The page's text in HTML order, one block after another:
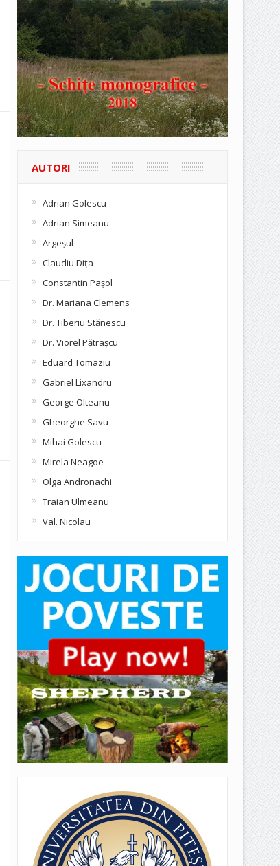
AUTORI
Adrian Golescu
Adrian Simeanu
Argeşul
Claudiu Diţa
Constantin Pașol
Dr. Mariana Clemens
Dr. Tiberiu Stănescu
Dr. Viorel Pătraşcu
Eduard Tomaziu
Gabriel Lixandru
George Olteanu
Gheorghe Savu
Mihai Golescu
Mirela Neagoe
Olga Andronachi
Traian Ulmeanu
Val. Nicolau